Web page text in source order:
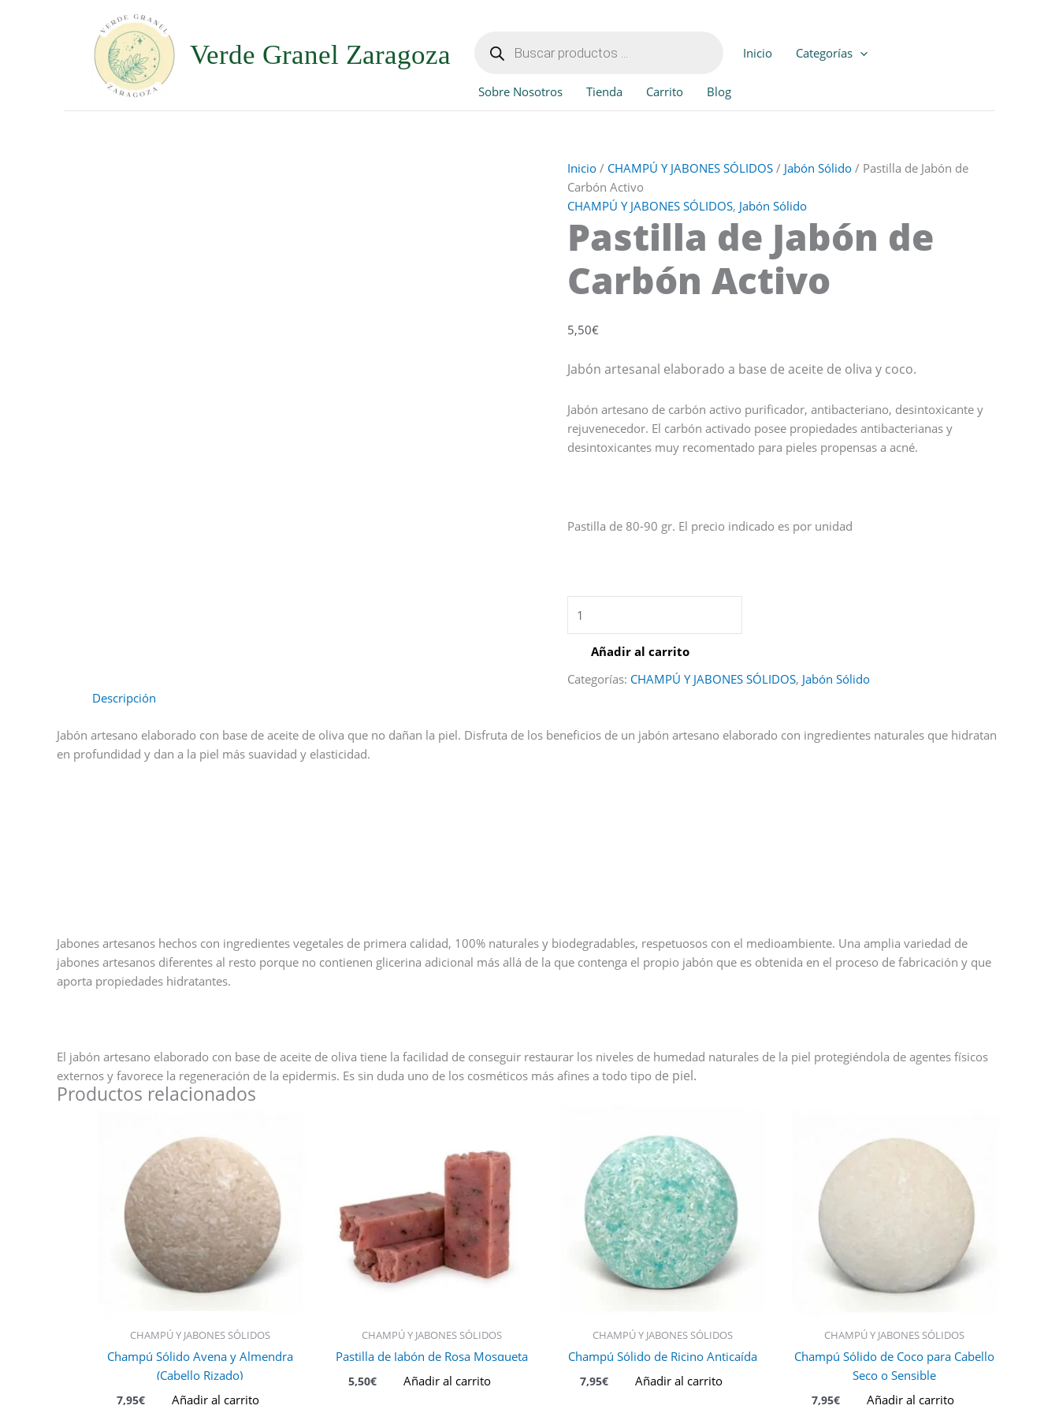
Verde Granel Zaragoza productos Inicio Categorías
Sobre Nosotros Tienda Carrito Blog
Inicio / CHAMPÚ Y JABONES SÓLIDOS / Jabón Sólido / Pastilla de Jabón de
Carbón Activo
CHAMPÚ Y JABONES SÓLIDOS, Jabón Sólido
Pastilla de Jabón de
Carbón Activo
5,50€
Jabón artesanal elaborado a base de aceite de oliva y coco.
Jabón artesano de carbón activo purificador, antibacteriano, desintoxicante y
rejuvenecedor. El carbón activado posee propiedades antibacterianas y
desintoxicantes muy recomentado para pieles propensas a acné.
Pastilla de 80-90 gr. El precio indicado es por unidad
Jabón
Carbón
Añadir al carrito
Categorías: CHAMPÚ Y JABONES SÓLIDOS, Jabón Sólido
Descripción
Jabón artesano elaborado con base de aceite de oliva que no dañan la piel. Disfruta de los beneficios de un jabón artesano elaborado con ingredientes naturales que hidratan
en profundidad y dan a la piel más suavidad y elasticidad.
Jabones artesanos hechos con ingredientes vegetales de primera calidad, 100% naturales y biodegradables, respetuosos con el medioambiente. Una amplia variedad de
jabones artesanos diferentes al resto porque no contienen glicerina adicional más allá de la que contenga el propio jabón que es obtenida en el proceso de fabricación y que
aporta propiedades hidratantes.
El jabón artesano elaborado con base de aceite de oliva tiene la facilidad de conseguir restaurar los niveles de humedad naturales de la piel protegiéndola de agentes físicos
externos y favorece la regeneración de la epidermis. Es sin duda uno de los cosméticos más afines a todo tipo de piel.
Productos relacionados
CHAMPÚ Y JABONES SÓLIDOS
Champú Sólido Avena y Almendra
(Cabello Rizado)
7,95€ Añadir al carrito
CHAMPÚ Y JABONES SÓLIDOS
Pastilla de Jabón de Rosa Mosqueta
5,50€ Añadir al carrito
CHAMPÚ Y JABONES SÓLIDOS
Champú Sólido de Ricino Anticaída
7,95€ Añadir al carrito
CHAMPÚ Y JABONES SÓLIDOS
Champú Sólido de Coco para Cabello
Seco o Sensible
7,95€ Añadir al carrito